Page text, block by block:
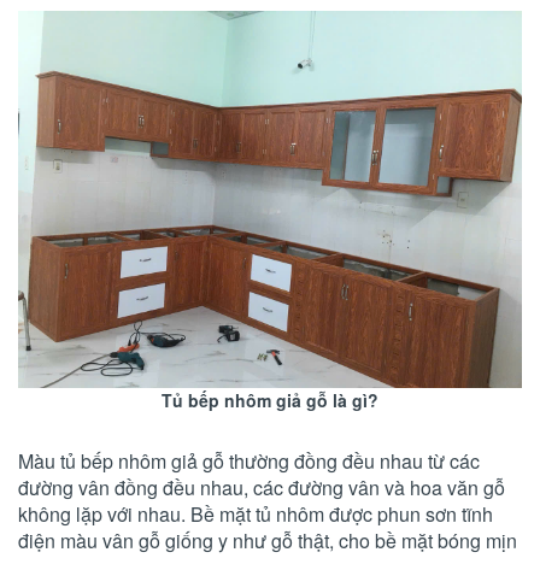
Tủ bếp nhôm giả gỗ là gì?
Màu tủ bếp nhôm giả gỗ thường đồng đều nhau từ các
đường vân đồng đều nhau, các đường vân và hoa văn gỗ
không lặp với nhau. Bề mặt tủ nhôm được phun sơn tĩnh
điện màu vân gỗ giống y như gỗ thật, cho bề mặt bóng mịn